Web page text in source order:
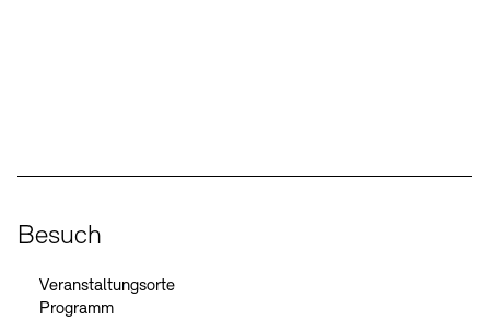
Besuch
Veranstaltungsorte
Programm